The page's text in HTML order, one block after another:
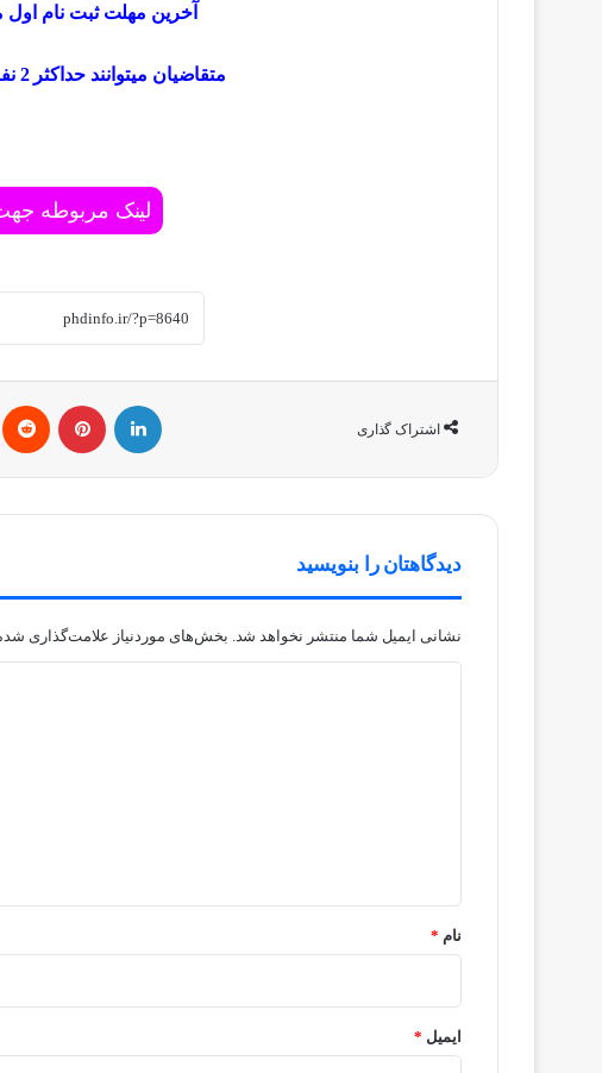
آخرین مهلت ثبت نام اول مهر 1403
متقاضیان میتوانند حداکثر 2 نفر همراه داشته باشند.
لینک مربوطه
اشتراک گذاری
دیدگاهتان را بنویسید
نشانی ایمیل شما منتشر نخواهد شد. بخش‌های موردنیاز علامت‌گذاری
نام *
ایمیل *